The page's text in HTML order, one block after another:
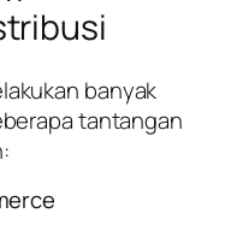
banyak
tantangan